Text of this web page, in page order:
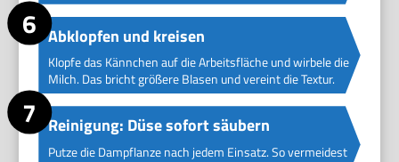
Abklopfen und kreisen
Klopfe das Kännchen auf die Arbeitsfläche und wirbele die
Milch. Das bricht größere Blasen und vereint die Textur.
Reinigung: Düse sofort säubern
Putze die Dampflanze nach jedem Einsatz. So vermeidest